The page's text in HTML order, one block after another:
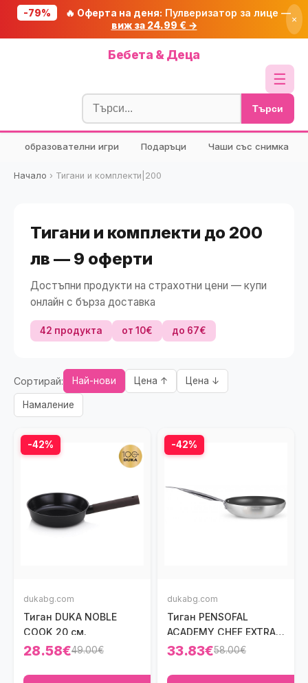
-79% 🔥 Оферта на деня: Пулверизатор за лице —
виж за 24.99 € →
×
Бебета & Деца
☰
Блог
🧮 Калкулатори
🔍 Намери продукт
🎁 Подарък
Търси
образователни игри Подаръци Чаши със снимка
Начало › Тигани и комплекти|200
Тигани и комплекти до 200
лв — 9 оферти
Достъпни продукти на страхотни цени — купи
онлайн с бърза доставка
42 продукта от 10€ до 67€
Сортирай: Най-нови Цена ↑ Цена ↓
Намаление
-42%
dukabg.com
Тиган DUKA NOBLE
COOK 20 см.
28.58€49.00€
-42%
dukabg.com
Тиган PENSOFAL
ACADEMY CHEF EXTRA
24 см.
33.83€58.00€